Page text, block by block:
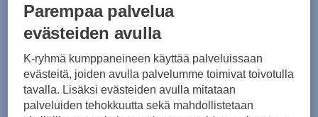
30pv alin hinta: 40,00 €
Lisätietoa
Koko
Parempaa palvelua
evästeiden avulla
K-ryhmä kumppaneineen käyttää palveluissaan
evästeitä, joiden avulla palvelumme toimivat toivotulla
tavalla. Lisäksi evästeiden avulla mitataan
palveluiden tehokkuutta sekä mahdollistetaan